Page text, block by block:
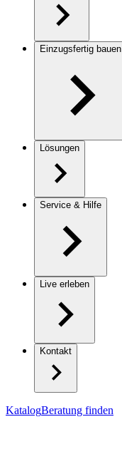
Einzugsfertig bauen
Lösungen
Service & Hilfe
Live erleben
Kontakt
KatalogBeratung finden